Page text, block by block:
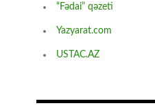
“Fədai” qəzeti
Yazyarat.com
USTAC.AZ